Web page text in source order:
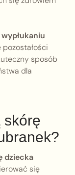
sposób
dla
skórę
dziecka
się